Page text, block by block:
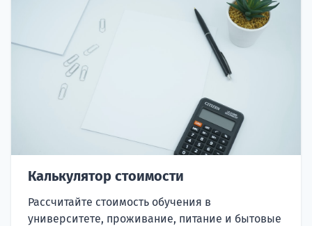
Калькулятор стоимости
Рассчитайте стоимость обучения в
университете, проживание, питание и бытовые